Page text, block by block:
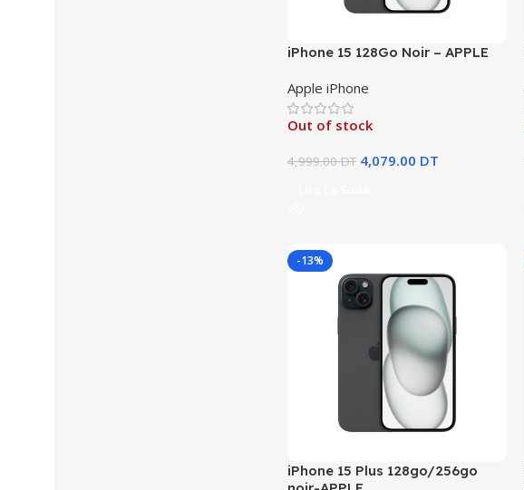
iPhone 15 128Go Noir – APPLE
Apple iPhone
Out of stock
4,999.00DT 4,079.00 DT
-13%
iPhone 15 Plus 128go/256go